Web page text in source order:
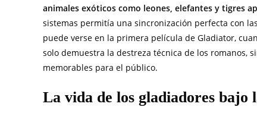
animales exóticos como leones, elefantes y tigres
sistemas permitía una sincronización perfecta con
puede verse en la primera película de Gladiator,
solo demuestra la destreza técnica de los romanos,
memorables para el público.
La vida de los gladiadores bajo